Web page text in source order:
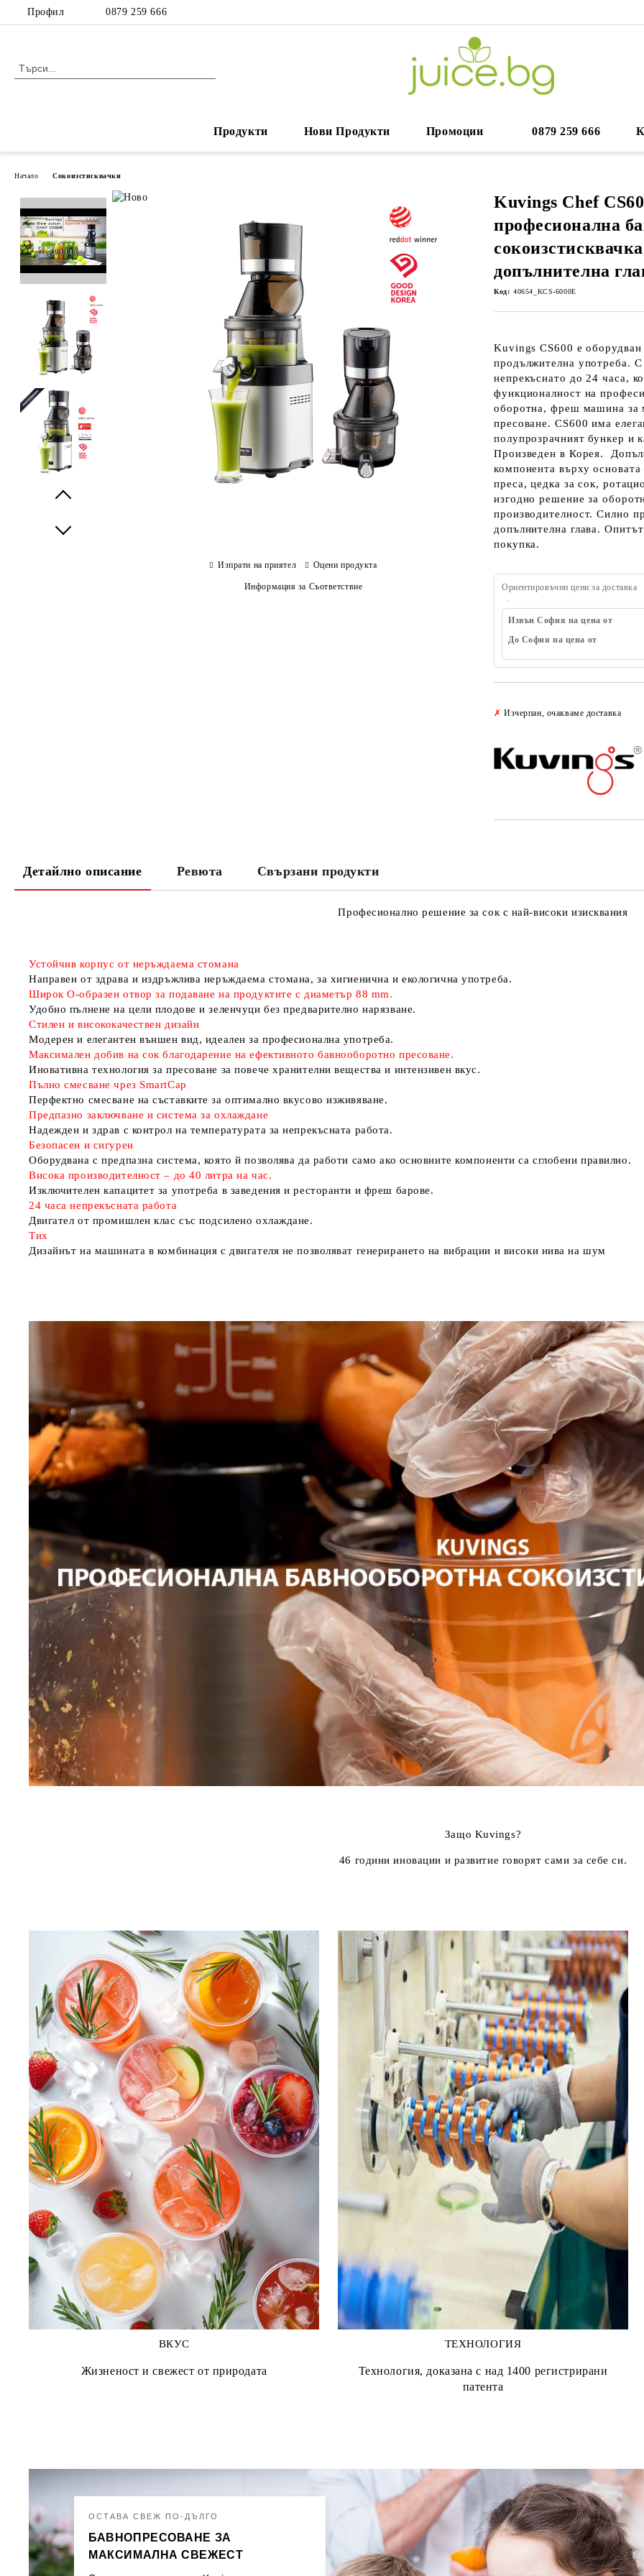
Профил 0879 259 666
Продукти Нови Продукти Промоции 0879 259 666
Начало Сокоизстисквачки
Kuvings Chef
професионална
допълнителна
Код: 40654_KCS-6000E
Kuvings CS600 е
продължителна употреба. С
непрекъснато до 24 часа,
функционалност на
оборотна, фреш машина за
пресоване. CS600 има
полупрозрачният бункер и
Произведен в Корея.
компонента върху
преса, цедка за сок,
изгодно решение за
производителност. Силно
допълнителна глава. Опитът
покупка.
Ориентировъчни цени за доставка
Извън София на цена от
До София на цена от
✗ Изчерпан, очакваме доставка
Изпрати на приятел Оцени продукта
Информация за Съответствие
Детайлно описание Ревюта Свързани продукти
Професионално решение за сок с най-високи изисквания
Устойчив корпус от неръждаема стомана
Направен от здрава и издръжлива неръждаема стомана, за хигиенична и екологична употреба.
Широк О-образен отвор за подаване на продуктите с диаметър 88 mm.
Удобно пълнене на цели плодове и зеленчуци без предварително нарязване.
Стилен и висококачествен дизайн
Модерен и елегантен външен вид, идеален за професионална употреба.
Максимален добив на сок благодарение на ефективното бавнооборотно пресоване.
Иновативна технология за пресоване за повече хранителни вещества и интензивен вкус.
Пълно смесване чрез SmartCap
Перфектно смесване на съставките за оптимално вкусово изживяване.
Предпазно заключване и система за охлаждане
Надежден и здрав с контрол на температурата за непрекъсната работа.
Безопасен и сигурен
Оборудвана с предпазна система, която й позволява да работи само ако основните компоненти са сглобени правилно.
Висока производителност – до 40 литра на час.
Изключителен капацитет за употреба в заведения и ресторанти и фреш барове.
24 часа непрекъсната работа
Двигател от промишлен клас със подсилено охлаждане.
Тих
Дизайнът на машината в комбинация с двигателя не позволяват генерирането на вибрации и високи нива на шум
Защо Kuvings?
46 години иновации и развитие говорят сами за себе си.
ВКУС
Жизненост и свежест от природата
ТЕХНОЛОГИЯ
Технология, доказана с над 1400 регистрирани
патента
ОСТАВА СВЕЖ ПО-ДЪЛГО
БАВНОПРЕСОВАНЕ ЗА
МАКСИМАЛНА СВЕЖЕСТ